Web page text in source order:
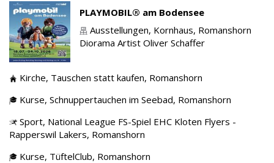
PLAYMOBIL® am Bodensee
Ausstellungen, Kornhaus, Romanshorn
Diorama Artist Oliver Schaffer
Kirche, Tauschen statt kaufen, Romanshorn
Kurse, Schnuppertauchen im Seebad, Romanshorn
Sport, National League FS-Spiel EHC Kloten Flyers -
Rapperswil Lakers, Romanshorn
Kurse, TüftelClub, Romanshorn